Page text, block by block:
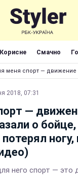
Корисне Смачно
меня спорт — движение
2018, 07:31
—
о
ногу,
него спорт — это